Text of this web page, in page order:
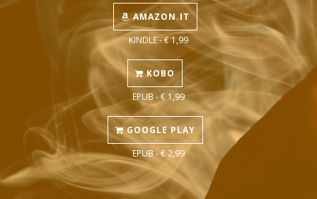
AMAZON.IT
KINDLE - € 1,99
KOBO
EPUB - € 1,99
GOOGLE PLAY
EPUB - € 2,99